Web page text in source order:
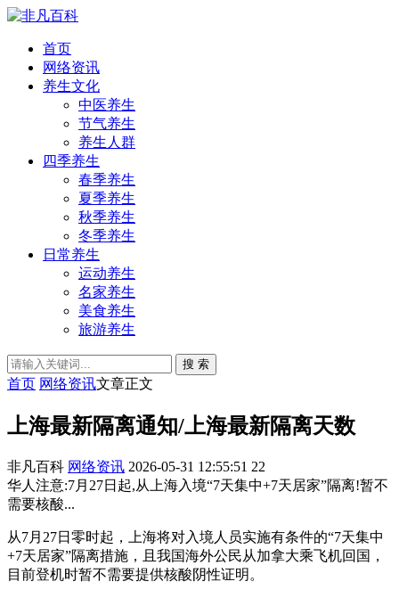
首页
网络资讯
养生文化
中医养生
节气养生
养生人群
四季养生
春季养生
夏季养生
秋季养生
冬季养生
日常养生
运动养生
名家养生
美食养生
旅游养生
搜 索
首页 网络资讯文章正文
上海最新隔离通知/上海最新隔离天数
非凡百科 网络资讯 2026-05-31 12:55:51 22
华人注意:7月27日起,从上海入境“7天集中+7天居家”隔离!暂不
需要核酸...
从7月27日零时起，上海将对入境人员实施有条件的“7天集中
+7天居家”隔离措施，且我国海外公民从加拿大乘飞机回国，
目前登机时暂不需要提供核酸阴性证明。